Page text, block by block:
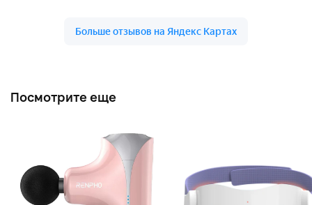
Посмотрите еще